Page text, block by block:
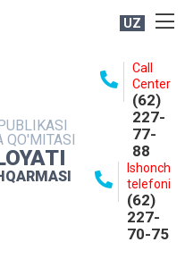
UZ
QO'MITASI
Call
Center
(62)
227-
77-
88
Ishonch
telefoni
(62)
227-
70-75